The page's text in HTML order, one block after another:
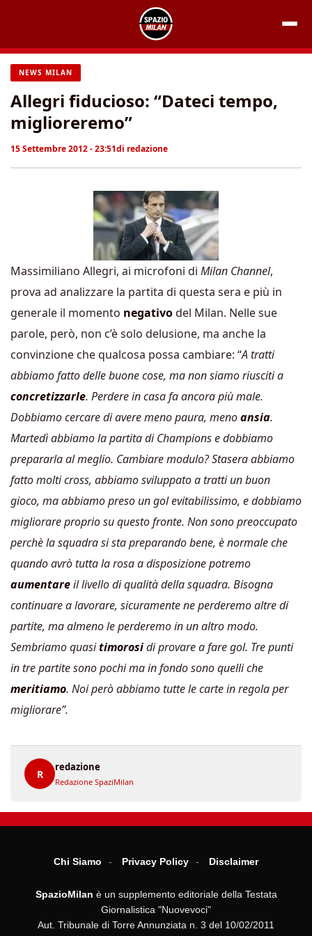
contenuto
NEWS MILAN
Allegri fiducioso: “Dateci tempo,
miglioreremo”
15 Settembre 2012 - 23:51di redazione
Massimiliano Allegri, ai microfoni di Milan Channel,
prova ad analizzare la partita di questa sera e più in
generale il momento negativodel Milan. Nelle sue
parole, però, non c’è solo delusione, ma anche la
convinzione che qualcosa possa cambiare: “A tratti
abbiamo fatto delle buone cose, ma non siamo riusciti a
concretizzarle. Perdere in casa fa ancora più male.
Dobbiamo cercare di avere meno paura, menoansia.
Martedì abbiamo la partita di Champions e dobbiamo
prepararla al meglio. Cambiare modulo? Stasera abbiamo
fatto molti cross, abbiamo sviluppato a tratti un buon
gioco, ma abbiamo preso un gol evitabilissimo, e dobbiamo
migliorare proprio su questo fronte. Non sono preoccupato
perchè la squadra si sta preparando bene, è normale che
quando avrò tutta la rosa a disposizione potremo
aumentareil livello di qualità della squadra. Bisogna
continuare a lavorare, sicuramente ne perderemo altre di
partite, ma almeno le perderemo in un altro modo.
Sembriamo quasitimorosidi provare a fare gol. Tre punti
in tre partite sono pochi ma in fondo sono quelli che
meritiamo. Noi però abbiamo tutte le carte in regola per
migliorare”.
R
redazione
Redazione SpaziMilan
Chi Siamo Privacy Policy Disclaimer
SpazioMilan è un supplemento editoriale della Testata
Giornalistica "Nuovevoci"
Aut. Tribunale di Torre Annunziata n. 3 del 10/02/2011